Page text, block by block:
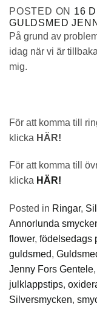
POSTED ON 16
GULDSMED
På grund av
idag när vi är
mig.
För att komma till
klicka HÄR!
För att komma till
klicka HÄR!
Posted in Ringar,
Annorlunda
flower, födelsedags
guldsmed,
Jenny Fors Gentele,
julklappstips,
Silversmycken,